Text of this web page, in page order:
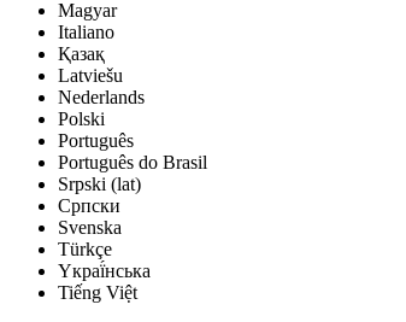
Magyar
Italiano
Қазақ
Latviešu
Nederlands
Polski
Português
Português do Brasil
Srpski (lat)
Српски
Svenska
Türkçe
Yкраї́нська
Tiếng Việt